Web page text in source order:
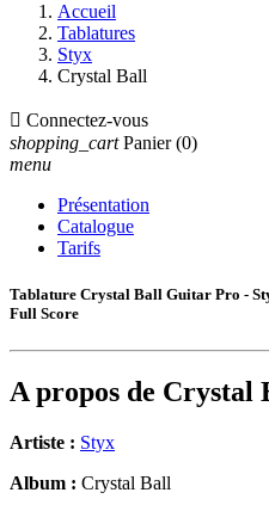
Accueil
Tablatures
Styx
Crystal Ball
 Connectez-vous
shopping_cart Panier (0)
menu
Présentation
Catalogue
Tarifs
Tablature Crystal Ball Guitar Pro -
Full Score
A propos de Crystal
Artiste : Styx
Album : Crystal Ball